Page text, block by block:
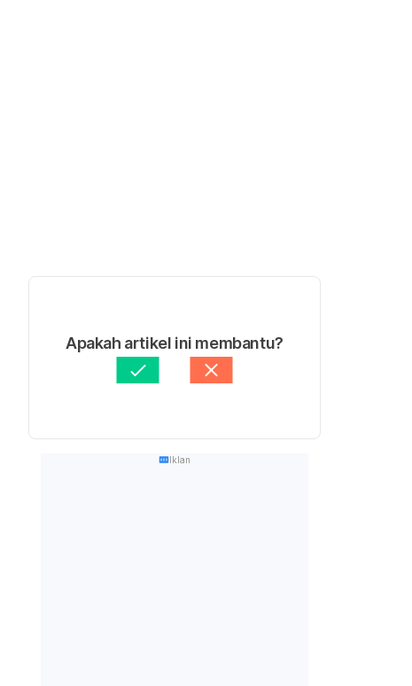
Apakah artikel ini membantu?
Iklan